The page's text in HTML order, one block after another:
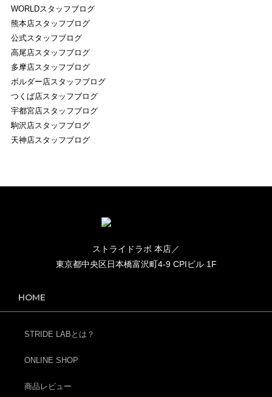
WORLDスタッフブログ
熊本店スタッフブログ
公式スタッフブログ
高尾店スタッフブログ
多摩店スタッフブログ
ボルダー店スタッフブログ
つくば店スタッフブログ
宇都宮店スタッフブログ
駒沢店スタッフブログ
天神店スタッフブログ
ストライドラボ 本店／
東京都中央区日本橋富沢町4-9 CPIビル 1F
HOME
STRIDE LABとは？
ONLINE SHOP
商品レビュー